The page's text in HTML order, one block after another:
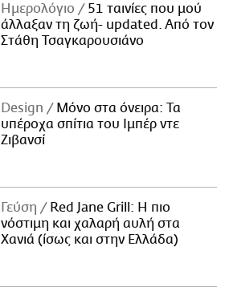
Ημερολόγιο
51 ταινίες που μού
άλλαξαν τη ζωή- updated. Aπό τον
Στάθη Τσαγκαρουσιάνο
Design
Μόνο στα όνειρα: Τα
υπέροχα σπίτια του Ιμπέρ ντε
Ζιβανσί
Γεύση
Red Jane Grill: Η πιο
νόστιμη και χαλαρή αυλή στα
Χανιά (ίσως και στην Ελλάδα)